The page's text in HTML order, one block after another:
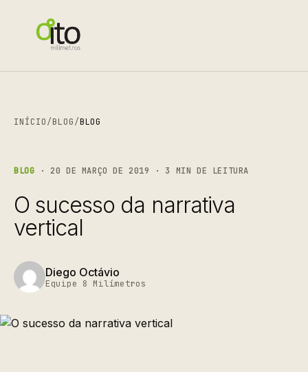
INÍCIO/BLOG/BLOG
BLOG · 20 DE MARÇO DE 2019 · 3 MIN DE LEITURA
O sucesso da narrativa
vertical
Diego Octávio
Equipe 8 Milímetros